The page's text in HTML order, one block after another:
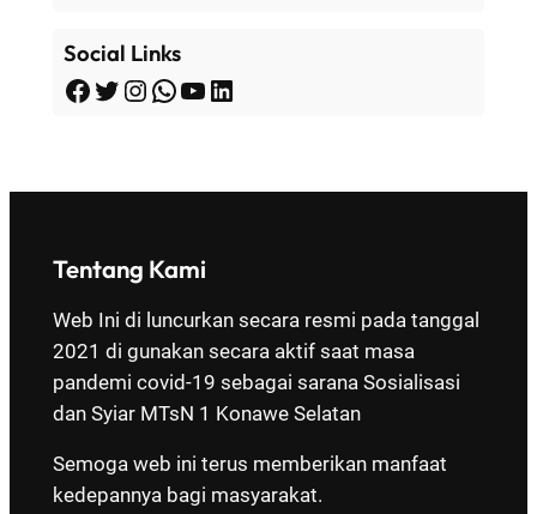
Social Links
Facebook Twitter Instagram WhatsApp YouTube LinkedIn
Tentang Kami
Web Ini di luncurkan secara resmi pada tanggal
2021 di gunakan secara aktif saat masa
pandemi covid-19 sebagai sarana Sosialisasi
dan Syiar MTsN 1 Konawe Selatan
Semoga web ini terus memberikan manfaat
kedepannya bagi masyarakat.